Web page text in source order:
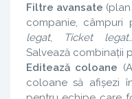
Filtre avansate
companie, câmpuri
legat, Ticket legat
Salvează combinații
Editează coloane
coloane să afișezi